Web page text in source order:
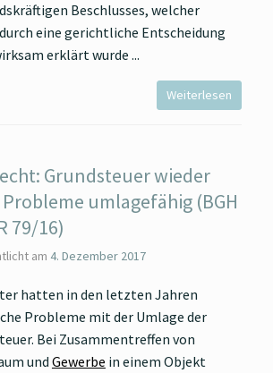
Beschlusses, welcher
eine gerichtliche Entscheidung
erklärt wurde
Weiterlesen
Grundsteuer wieder
umlagefähig (BGH
79/16)
am 4. Dezember 2017
hatten in den letzten Jahren
Probleme mit der Umlage der
Bei Zusammentreffen von
und Gewerbe in einem Objekt